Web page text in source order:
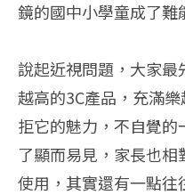
鏡的國中小學童成了難
說起近視問題，大家
越高的3C產品，充滿
拒它的魅力，不自覺
了顯而易見，家長也相
使用，其實還有一點往